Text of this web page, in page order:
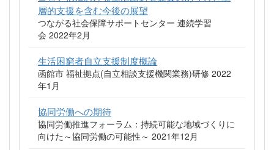
層的支援を含む今後の展望
つながる社会保障サポートセンター 連続学習
会 2022年2月
生活困窮者自立支援制度概論
函館市 福祉拠点(自立相談支援機関業務)研修 2022
年1月
協同労働への期待
協同労働推進フォーラム：持続可能な地域づくりに
向けた～協同労働の可能性～ 2021年12月